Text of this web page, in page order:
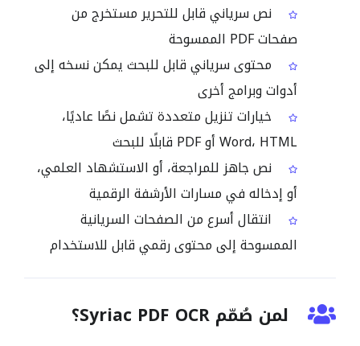
نص سرياني قابل للتحرير مستخرج من
صفحات PDF الممسوحة
محتوى سرياني قابل للبحث يمكن نسخه إلى
أدوات وبرامج أخرى
خيارات تنزيل متعددة تشمل نصًا عاديًا،
Word، HTML أو PDF قابلًا للبحث
نص جاهز للمراجعة، أو الاستشهاد العلمي،
أو إدخاله في مسارات الأرشفة الرقمية
انتقال أسرع من الصفحات السريانية
الممسوحة إلى محتوى رقمي قابل للاستخدام
لمن صُمّم Syriac PDF OCR؟